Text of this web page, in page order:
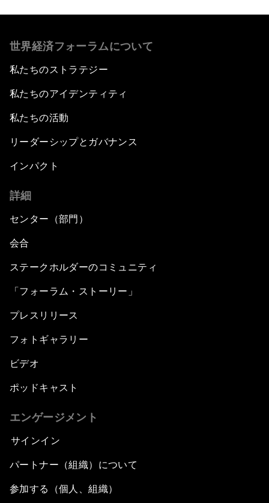
世界経済フォーラムについて
私たちのストラテジー
私たちのアイデンティティ
私たちの活動
リーダーシップとガバナンス
インパクト
詳細
センター（部門）
会合
ステークホルダーのコミュニティ
「フォーラム・ストーリー」
プレスリリース
フォトギャラリー
ビデオ
ポッドキャスト
エンゲージメント
サインイン
パートナー（組織）について
参加する（個人、組織）